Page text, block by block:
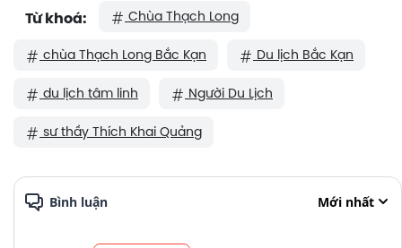
Từ khoá: Chùa Thạch Long
chùa Thạch Long Bắc Kạn Du lịch Bắc Kạn
du lịch tâm linh Người Du Lịch
sư thầy Thích Khai Quảng
Bình luận Mới nhất